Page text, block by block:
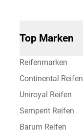
Top Marken
Reifenmarken
Continental Reifen
Uniroyal Reifen
Semperit Reifen
Barum Reifen